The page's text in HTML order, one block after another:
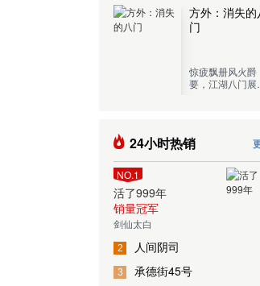
老记者，开着一
五菱宏光，这就是
罪恶调查局目前的
方外：消失的
门
惊疲飘册风火爵
要，江湖八门展
藏的江湖传人，
24小时热销
NO.1
活了999年
销量冠军
剑仙太白
2 人间阴司
3 承德街45号